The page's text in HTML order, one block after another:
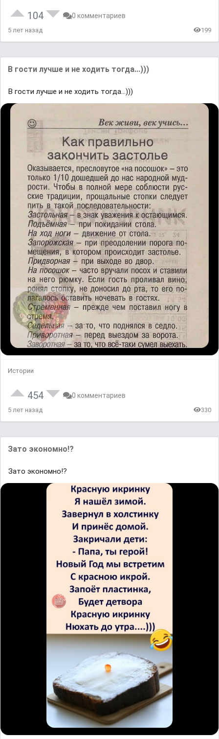
104 0 комментариев
5 лет назад 199
В гости лучше и не ходить тогда...)))
В гости лучше и не ходить тогда...)))
Истории
454 0 комментариев
5 лет назад 330
Зато экономно!?
Зато экономно!?